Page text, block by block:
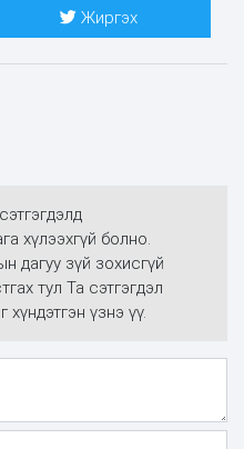
Жиргэх
хүлээхгүй болно.
дагуу зүй зохисгүй
тул Та сэтгэгдэл
үзнэ үү.